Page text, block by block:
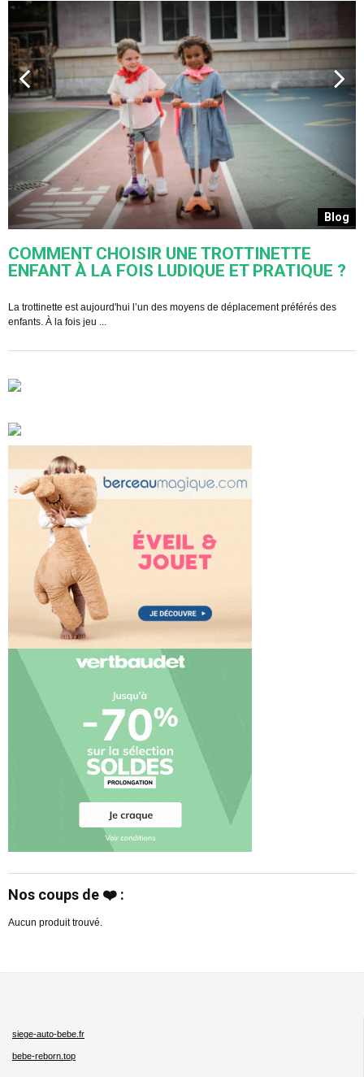
Blog
COMMENT CHOISIR UNE TROTTINETTE
ENFANT À LA FOIS LUDIQUE ET PRATIQUE ?
La trottinette est aujourd'hui l’un des moyens de déplacement préférés des
enfants. À la fois jeu ...
Nos coups de ❤️ :
Aucun produit trouvé.
siege-auto-bebe.fr
bebe-reborn.top